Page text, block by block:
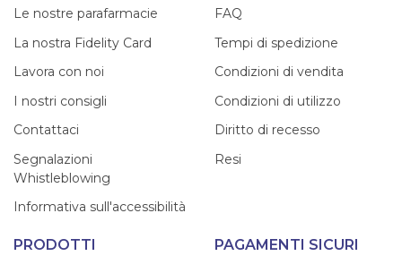
Le nostre parafarmacie
La nostra Fidelity Card
Lavora con noi
I nostri consigli
Contattaci
Segnalazioni
Whistleblowing
Informativa sull'accessibilità
FAQ
Tempi di spedizione
Condizioni di vendita
Condizioni di utilizzo
Diritto di recesso
Resi
PRODOTTI PAGAMENTI SICURI